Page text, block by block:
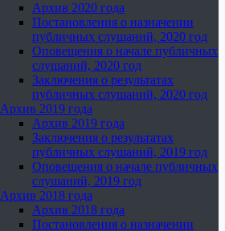
Архив 2020 года
Постановления о назначении
публичных слушаний, 2020 год
Оповещения о начале публичных
слушаний, 2020 год
Заключения о результатах
публичных слушаний, 2020 год
Архив 2019 года
Архив 2019 года
Заключения о результатах
публичных слушаний, 2019 год
Оповещения о начале публичных
слушаний, 2019 год
Архив 2018 года
Архив 2018 года
Постановления о назначении